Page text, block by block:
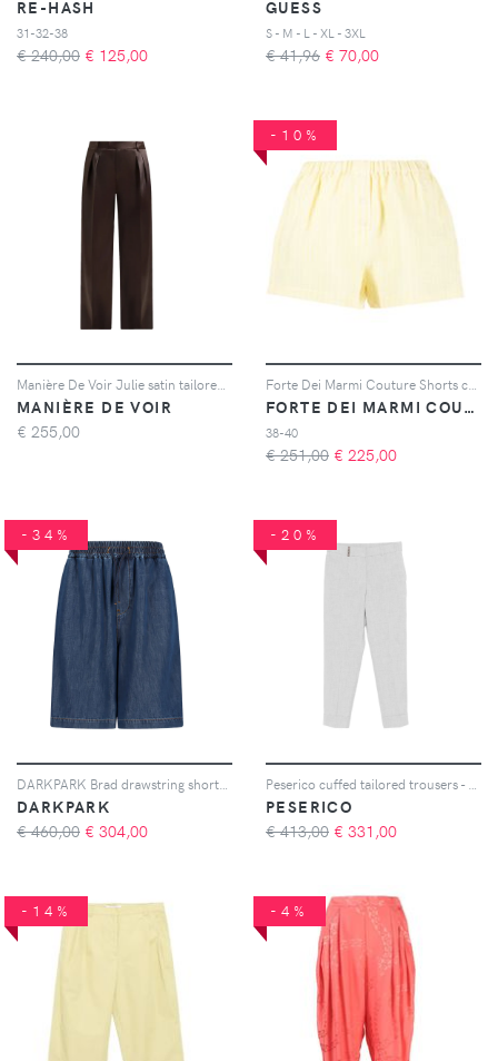
RE-HASH
31-32-38
€ 240,00 € 125,00
GUESS
S - M - L - XL - 3XL
€ 41,96 € 70,00
MANIÈRE DE VOIR
€ 255,00
-10%
FORTE DEI MARMI COUTURE
38-40
€ 251,00 € 225,00
-34%
DARKPARK
€ 460,00 € 304,00
-20%
PESERICO
€ 413,00 € 331,00
-14% -4%